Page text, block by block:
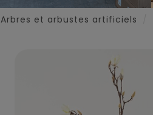
Arbres et arbustes artificiels